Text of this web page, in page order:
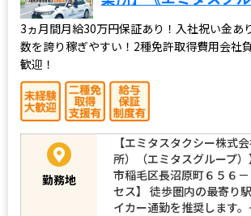
3ヵ月間月給30万円保証あり！入社祝い金あ
数を誇り稼ぎやすい！2種免許取得費用会社
歓迎！
勤務地
【エミタスタクシー株式
所）（エミタスグループ
市稲毛区長沼原町６５６
セス】 徒歩圏内の最寄り
イカー通勤を推奨します